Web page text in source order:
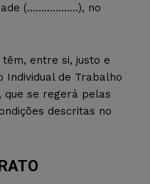
(………………), no
entre si, justo e
de Trabalho
que se regerá pelas
descritas no